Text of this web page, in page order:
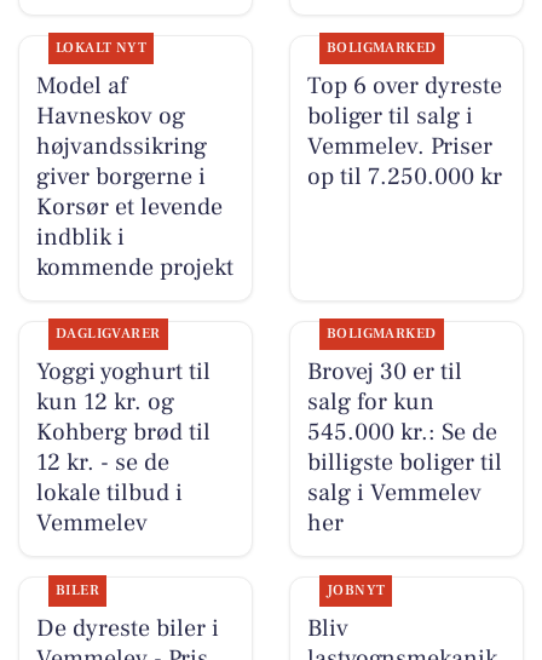
LOKALT NYT
Model af
Havneskov og
højvandssikring
giver borgerne i
Korsør et levende
indblik i
kommende projekt
BOLIGMARKED
Top 6 over dyreste
boliger til salg i
Vemmelev. Priser
op til 7.250.000 kr
DAGLIGVARER
Yoggi yoghurt til
kun 12 kr. og
Kohberg brød til
12 kr. - se de
lokale tilbud i
Vemmelev
BOLIGMARKED
Brovej 30 er til
salg for kun
545.000 kr.: Se de
billigste boliger til
salg i Vemmelev
her
BILER
De dyreste biler i
JOBNYT
Bliv